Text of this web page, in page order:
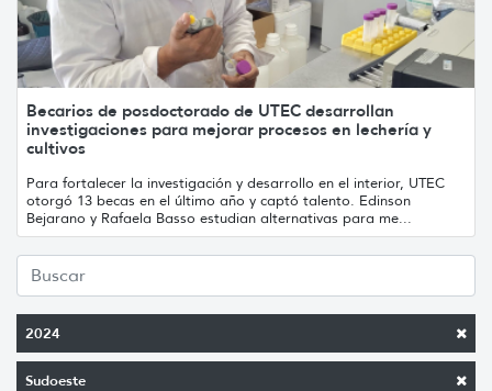
2024
Sudoeste
Becarios de posdoctorado de UTEC desarrollan
investigaciones para mejorar procesos en lechería y
cultivos
Para fortalecer la investigación y desarrollo en el interior, UTEC
otorgó 13 becas en el último año y captó talento. Edinson
Bejarano y Rafaela Basso estudian alternativas para me...